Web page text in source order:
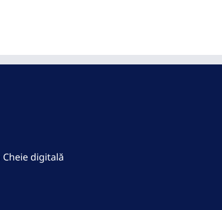
Cheie digitală